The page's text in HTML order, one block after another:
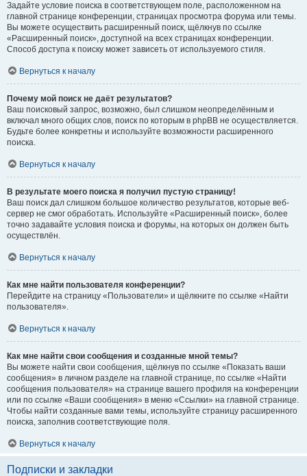
Задайте условие поиска в соответствующем поле, расположенном на
главной странице конференции, страницах просмотра форума или темы.
Вы можете осуществить расширенный поиск, щёлкнув по ссылке
«Расширенный поиск», доступной на всех страницах конференции.
Способ доступа к поиску может зависеть от используемого стиля.
Вернуться к началу
Почему мой поиск не даёт результатов?
Ваш поисковый запрос, возможно, был слишком неопределённым и
включал много общих слов, поиск по которым в phpBB не осуществляется.
Будьте более конкретны и используйте возможности расширенного
поиска.
Вернуться к началу
В результате моего поиска я получил пустую страницу!
Ваш поиск дал слишком большое количество результатов, которые веб-
сервер не смог обработать. Используйте «Расширенный поиск», более
точно задавайте условия поиска и форумы, на которых он должен быть
осуществлён.
Вернуться к началу
Как мне найти пользователя конференции?
Перейдите на страницу «Пользователи» и щёлкните по ссылке «Найти
пользователя».
Вернуться к началу
Как мне найти свои сообщения и созданные мной темы?
Вы можете найти свои сообщения, щёлкнув по ссылке «Показать ваши
сообщения» в личном разделе на главной странице, по ссылке «Найти
сообщения пользователя» на странице вашего профиля на конференции
или по ссылке «Ваши сообщения» в меню «Ссылки» на главной странице.
Чтобы найти созданные вами темы, используйте страницу расширенного
поиска, заполнив соответствующие поля.
Вернуться к началу
Подписки и закладки